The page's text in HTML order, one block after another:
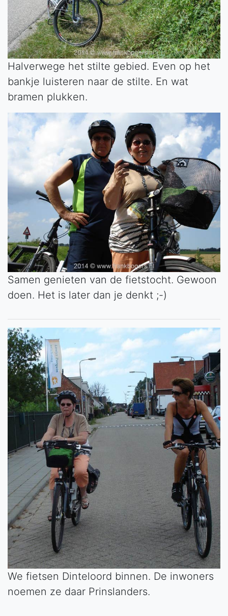
Halverwege het stilte gebied. Even op het
bankje luisteren naar de stilte. En wat
bramen plukken.
Samen genieten van de fietstocht. Gewoon
doen. Het is later dan je denkt ;-)
We fietsen Dinteloord binnen. De inwoners
noemen ze daar Prinslanders.